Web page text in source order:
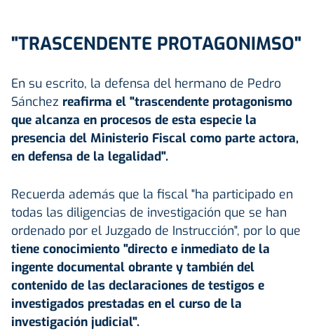
"TRASCENDENTE PROTAGONIMSO"
En su escrito, la defensa del hermano de Pedro
Sánchez reafirma el "trascendente protagonismo
que alcanza en procesos de esta especie la
presencia del Ministerio Fiscal como parte actora,
en defensa de la legalidad".
Recuerda además que la fiscal "ha participado en
todas las diligencias de investigación que se han
ordenado por el Juzgado de Instrucción", por lo que
tiene conocimiento "directo e inmediato de la
ingente documental obrante y también del
contenido de las declaraciones de testigos e
investigados prestadas en el curso de la
investigación judicial".